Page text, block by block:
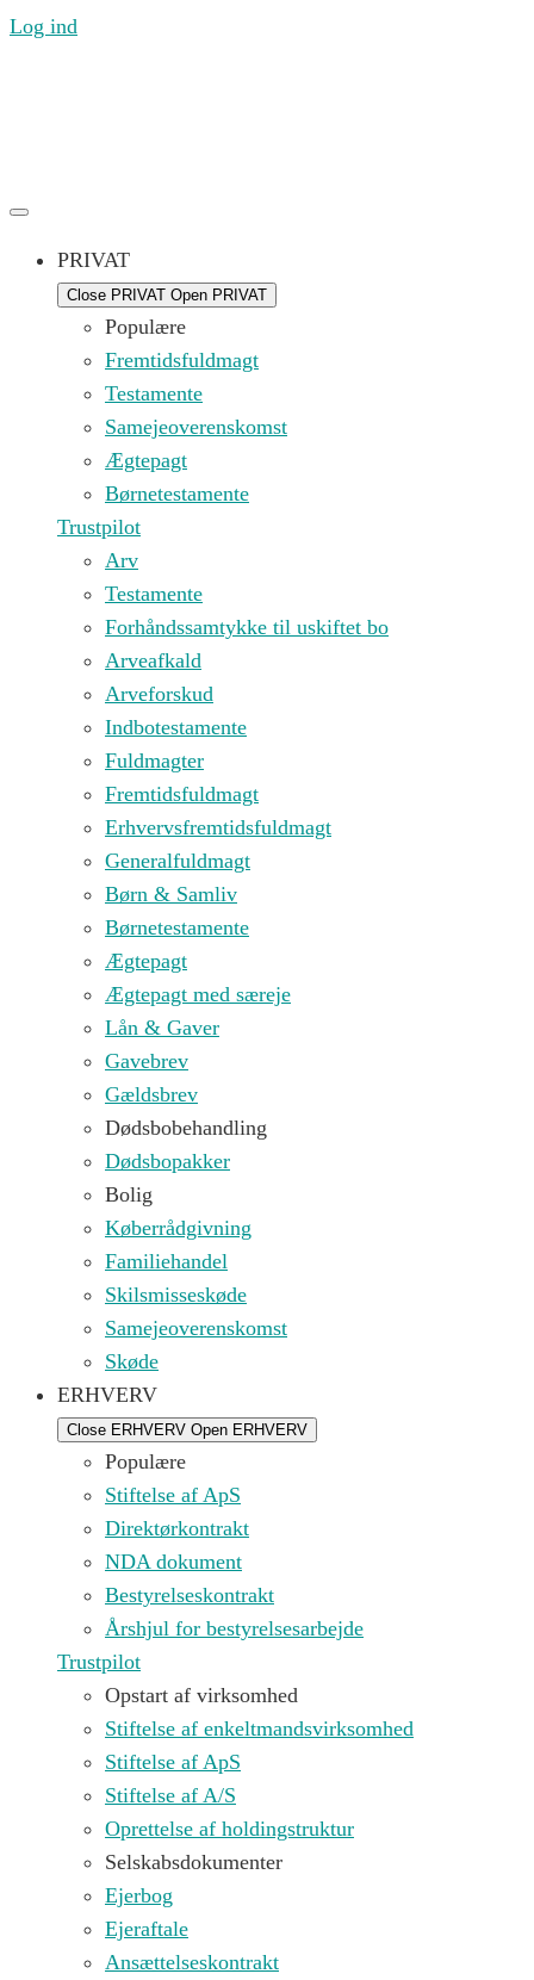
Log ind
PRIVAT
Close PRIVAT Open PRIVAT
Populære
Fremtidsfuldmagt
Testamente
Samejeoverenskomst
Ægtepagt
Børnetestamente
Trustpilot
Arv
Testamente
Forhåndssamtykke til uskiftet bo
Arveafkald
Arveforskud
Indbotestamente
Fuldmagter
Fremtidsfuldmagt
Erhvervsfremtidsfuldmagt
Generalfuldmagt
Børn & Samliv
Børnetestamente
Ægtepagt
Ægtepagt med særeje
Lån & Gaver
Gavebrev
Gældsbrev
Dødsbobehandling
Dødsbopakker
Bolig
Køberrådgivning
Familiehandel
Skilsmisseskøde
Samejeoverenskomst
Skøde
ERHVERV
Close ERHVERV Open ERHVERV
Populære
Stiftelse af ApS
Direktørkontrakt
NDA dokument
Bestyrelseskontrakt
Årshjul for bestyrelsesarbejde
Trustpilot
Opstart af virksomhed
Stiftelse af enkeltmandsvirksomhed
Stiftelse af ApS
Stiftelse af A/S
Oprettelse af holdingstruktur
Selskabsdokumenter
Ejerbog
Ejeraftale
Ansættelseskontrakt